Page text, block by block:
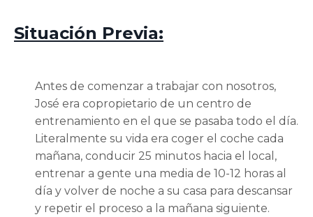
Situación Previa:
Antes de comenzar a trabajar con nosotros,
José era copropietario de un centro de
entrenamiento en el que se pasaba todo el día.
Literalmente su vida era coger el coche cada
mañana, conducir 25 minutos hacia el local,
entrenar a gente una media de 10-12 horas al
día y volver de noche a su casa para descansar
y repetir el proceso a la mañana siguiente.